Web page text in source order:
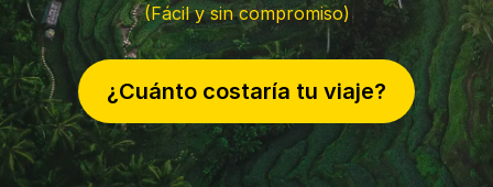
(Fácil y sin compromiso)
¿Cuánto costaría tu viaje?